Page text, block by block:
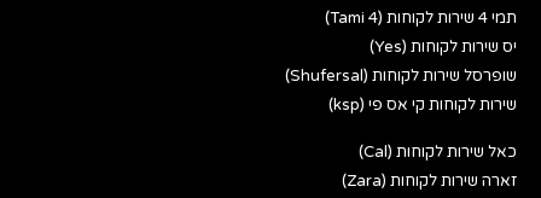
תמי 4 שירות לקוחות (Tami 4)
יס שירות לקוחות (Yes)
שופרסל שירות לקוחות (Shufersal)
שירות לקוחות קי אס פי (ksp)
כאל שירות לקוחות (Cal)
זארה שירות לקוחות (Zara)